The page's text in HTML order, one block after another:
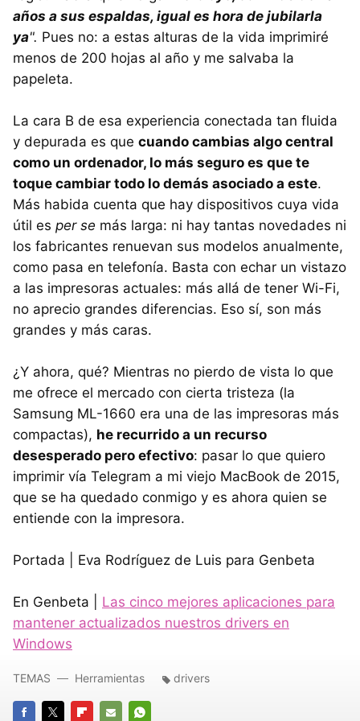
años a sus espaldas, igual es hora de jubilarla
ya". Pues no: a estas alturas de la vida imprimiré
menos de 200 hojas al año y me salvaba la
papeleta.
La cara B de esa experiencia conectada tan fluida
y depurada es que cuando cambias algo central
como un ordenador, lo más seguro es que te
toque cambiar todo lo demás asociado a este.
Más habida cuenta que hay dispositivos cuya vida
útil es per se más larga: ni hay tantas novedades ni
los fabricantes renuevan sus modelos anualmente,
como pasa en telefonía. Basta con echar un vistazo
a las impresoras actuales: más allá de tener Wi-Fi,
no aprecio grandes diferencias. Eso sí, son más
grandes y más caras.
¿Y ahora, qué? Mientras no pierdo de vista lo que
me ofrece el mercado con cierta tristeza (la
Samsung ML-1660 era una de las impresoras más
compactas), he recurrido a un recurso
desesperado pero efectivo: pasar lo que quiero
imprimir vía Telegram a mi viejo MacBook de 2015,
que se ha quedado conmigo y es ahora quien se
entiende con la impresora.
Portada | Eva Rodríguez de Luis para Genbeta
En Genbeta | Las cinco mejores aplicaciones para
mantener actualizados nuestros drivers en
Windows
TEMAS Herramientas drivers